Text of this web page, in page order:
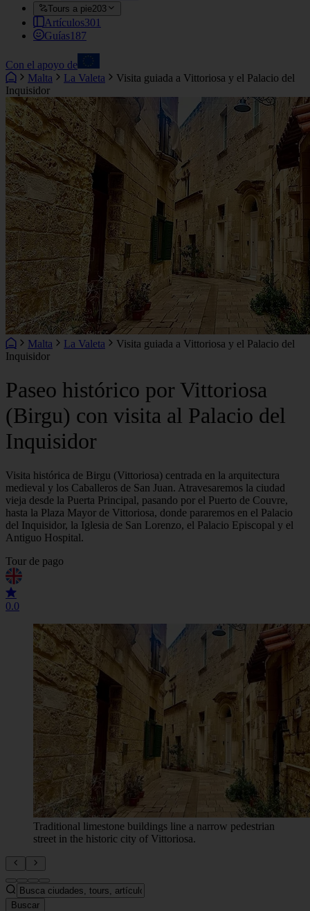
Tours a pie203
Artículos301
Guías187
Con el apoyo de
Malta
La Valeta
Visita guiada a Vittoriosa y el Palacio del
Inquisidor
Malta La Valeta
Visita guiada a Vittoriosa y el Palacio del
Inquisidor
Paseo histórico por Vittoriosa
(Birgu) con visita al Palacio del
Inquisidor
Visita histórica de Birgu (Vittoriosa) centrada en la arquitectura
medieval y los Caballeros de San Juan. Atravesaremos la ciudad
vieja desde la Puerta Principal, pasando por el Puerto de Couvre,
hasta la Plaza Mayor de Vittoriosa, donde pararemos en el Palacio
del Inquisidor, la Iglesia de San Lorenzo, el Palacio Episcopal y el
Antiguo Hospital.
Tour de pago
0.0
Traditional limestone buildings line a narrow pedestrian
street in the historic city of Vittoriosa.
Buscar